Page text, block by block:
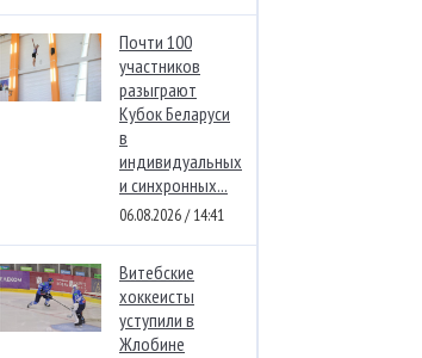
Почти 100
участников
разыграют
Кубок Беларуси
в
индивидуальных
и синхронных...
06.08.2026 / 14:41
Витебские
хоккеисты
уступили в
Жлобине